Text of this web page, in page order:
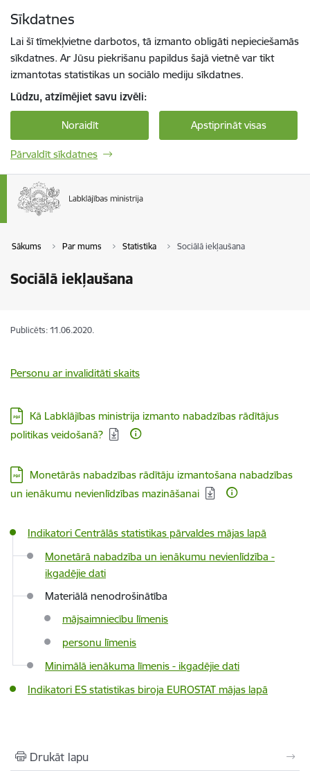
Sīkdatnes
Lai šī tīmekļvietne darbotos, tā izmanto obligāti nepieciešamās
sīkdatnes. Ar Jūsu piekrišanu papildus šajā vietnē var tikt
izmantotas statistikas un sociālo mediju sīkdatnes.
Lūdzu, atzīmējiet savu izvēli:
Noraidīt Apstiprināt visas
Pārvaldīt sīkdatnes
Sākums Par mums Statistika Sociālā iekļaušana
Sociālā iekļaušana
Publicēts: 11.06.2020.
Personu ar invaliditāti skaits
Lejupielādēt:
Kā Labklājības ministrija izmanto nabadzības rādītājus
politikas veidošanā?
Lejupielādēt:
Monetārās nabadzības rādītāju izmantošana nabadzības
un ienākumu nevienlīdzības mazināšanai
Indikatori Centrālās statistikas pārvaldes mājas lapā
Monetārā nabadzība un ienākumu nevienlīdzība -
ikgadējie dati
Materiālā nenodrošinātība
mājsaimniecību līmenis
personu līmenis
Minimālā ienākuma līmenis - ikgadējie dati
Indikatori ES statistikas biroja EUROSTAT mājas lapā
Drukāt lapu